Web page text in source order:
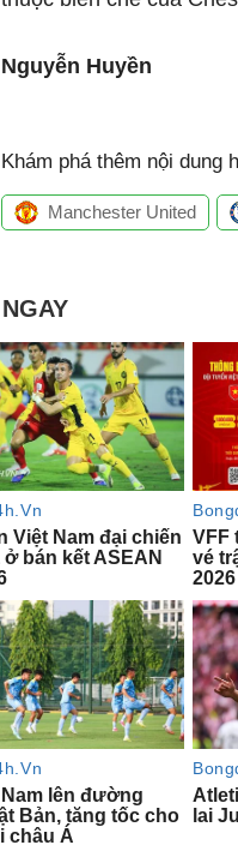
Nguyễn Huyền
Khám phá thêm nội dung
Manchester United